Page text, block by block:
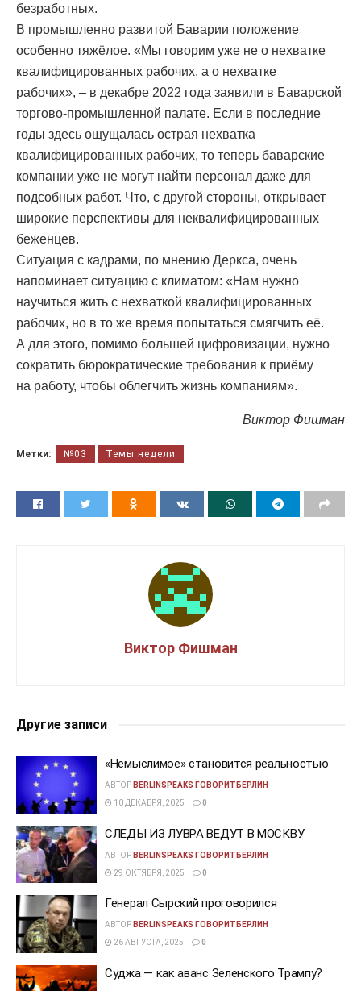
безработных.
В промышленно развитой Баварии положение
особенно тяжёлое. «Мы говорим уже не о нехватке
квалифицированных рабочих, а о нехватке
рабочих», – в декабре 2022 года заявили в Баварской
торгово-промышленной палате. Если в последние
годы здесь ощущалась острая нехватка
квалифицированных рабочих, то теперь баварские
компании уже не могут найти персонал даже для
подсобных работ. Что, с другой стороны, открывает
широкие перспективы для неквалифицированных
беженцев.
Ситуация с кадрами, по мнению Деркса, очень
напоминает ситуацию с климатом: «Нам нужно
научиться жить с нехваткой квалифицированных
рабочих, но в то же время попытаться смягчить её.
А для этого, помимо большей цифровизации, нужно
сократить бюрократические требования к приёму
на работу, чтобы облегчить жизнь компаниям».
Виктор Фишман
Метки: №03 Темы недели
Виктор Фишман
Другие записи
«Немыслимое» становится реальностью
АВТОР BERLINSPEAKS ГОВОРИТБЕРЛИН
10 ДЕКАБРЯ, 2025
0
СЛЕДЫ ИЗ ЛУВРА ВЕДУТ В МОСКВУ
АВТОР BERLINSPEAKS ГОВОРИТБЕРЛИН
29 ОКТЯБРЯ, 2025
0
Генерал Сырский проговорился
АВТОР BERLINSPEAKS ГОВОРИТБЕРЛИН
26 АВГУСТА, 2025
0
Суджа — как аванс Зеленского Трампу?